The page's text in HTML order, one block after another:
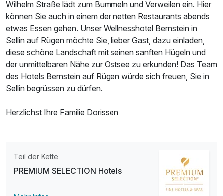
Wilhelm Straße lädt zum Bummeln und Verweilen ein. Hier
können Sie auch in einem der netten Restaurants abends
etwas Essen gehen. Unser Wellnesshotel Bernstein in
Sellin auf Rügen möchte Sie, lieber Gast, dazu einladen,
diese schöne Landschaft mit seinen sanften Hügeln und
der unmittelbaren Nähe zur Ostsee zu erkunden! Das Team
des Hotels Bernstein auf Rügen würde sich freuen, Sie in
Sellin begrüssen zu dürfen.
Herzlichst Ihre Familie Dorissen
Teil der Kette
PREMIUM SELECTION Hotels